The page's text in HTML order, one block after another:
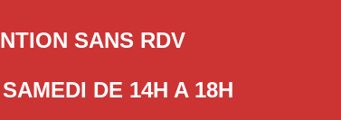
SANS RDV
DE 14H A 18H